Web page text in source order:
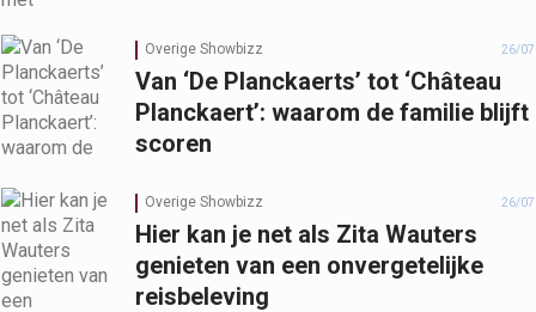
Overige Showbizz 26/07
Van ‘De Planckaerts’ tot ‘Château
Planckaert’: waarom de familie blijft
scoren
Overige Showbizz 26/07
Hier kan je net als Zita Wauters
genieten van een onvergetelijke
reisbeleving